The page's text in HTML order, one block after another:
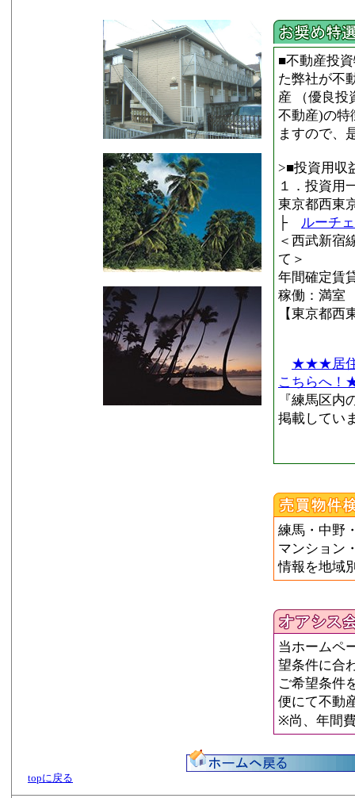
■不動産投
た弊社が不
産 （優良投
不動産)の特
ますので、
>■投資用収
１．投資用
東京都西東
├ ルーチ
＜西武新宿
て＞
年間確定賃
稼働：満室
【東京都西
★★★居住
こちらへ
『練馬区
掲載してい
練馬・中野
マンション
情報を地域
当ホームペ
望条件に合
ご希望条件
便にて不動
※尚、年間
topに戻る